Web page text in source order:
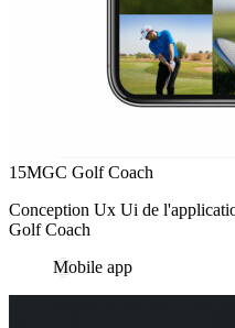
15MGC Golf Coach
Conception Ux Ui de
Golf Coach
Mobile app